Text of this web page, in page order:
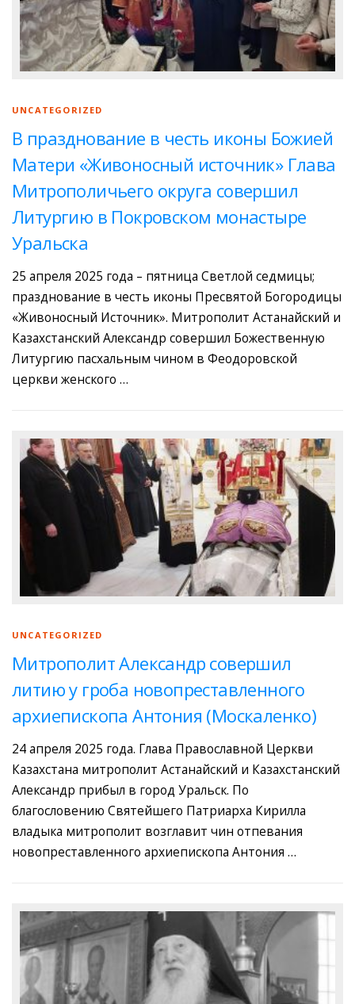
UNCATEGORIZED
В празднование в честь иконы Божией
Матери «Живоносный источник» Глава
Митрополичьего округа совершил
Литургию в Покровском монастыре
Уральска
25 апреля 2025 года – пятница Светлой седмицы;
празднование в честь иконы Пресвятой Богородицы
«Живоносный Источник». Митрополит Астанайский и
Казахстанский Александр совершил Божественную
Литургию пасхальным чином в Феодоровской
церкви женского …
UNCATEGORIZED
Митрополит Александр совершил
литию у гроба новопреставленного
архиепископа Антония (Москаленко)
24 апреля 2025 года. Глава Православной Церкви
Казахстана митрополит Астанайский и Казахстанский
Александр прибыл в город Уральск. По
благословению Святейшего Патриарха Кирилла
владыка митрополит возглавит чин отпевания
новопреставленного архиепископа Антония …